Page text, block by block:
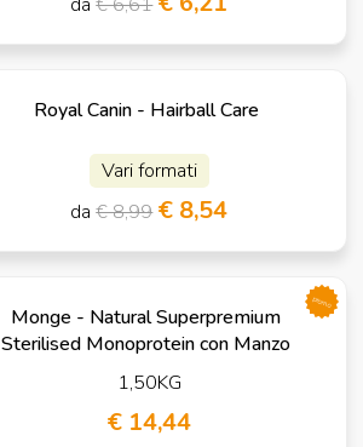
Royal Canin - Hairball Care
Vari formati
da€ 8,99 € 8,54
Monge - Natural Superpremium
Sterilised Monoprotein con Manzo
1,50KG
€ 14,44
promo